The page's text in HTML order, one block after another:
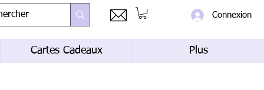
Connexion
Cartes Cadeaux Plus